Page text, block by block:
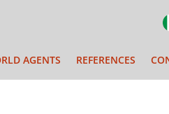
AGENTS REFERENCES